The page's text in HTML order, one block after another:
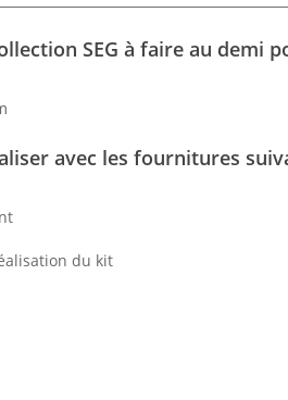
SEG à faire au demi
avec les fournitures
du kit